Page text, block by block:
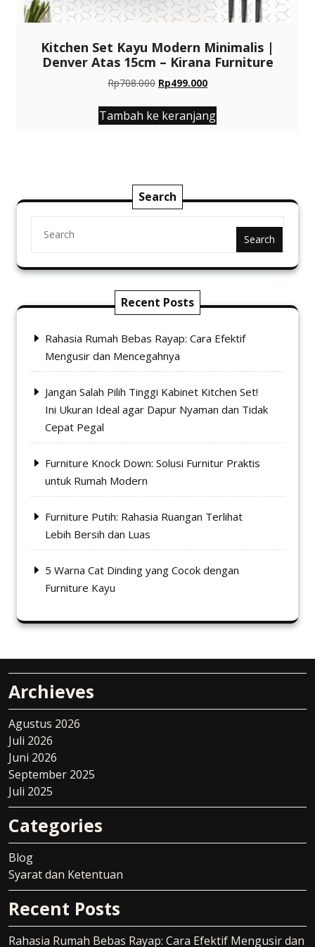
Kitchen Set Kayu Modern Minimalis |
Denver Atas 15cm – Kirana Furniture
Rp708.000 Harga
adalah:
Rp708.000.
Rp499.000Harga
ini
adalah:
Tambah ke keranjang
Search
Search
Recent Posts
Rahasia Rumah Bebas Rayap: Cara Efektif
Mengusir dan Mencegahnya
Jangan Salah Pilih Tinggi Kabinet Kitchen Set!
Ini Ukuran Ideal agar Dapur Nyaman dan Tidak
Cepat Pegal
Furniture Knock Down: Solusi Furnitur Praktis
untuk Rumah Modern
Furniture Putih: Rahasia Ruangan Terlihat
Lebih Bersih dan Luas
5 Warna Cat Dinding yang Cocok dengan
Furniture Kayu
Archieves
Agustus 2026
Juli 2026
Juni 2026
September 2025
Juli 2025
Categories
Blog
Syarat dan Ketentuan
Recent Posts
Rahasia Rumah Bebas Rayap: Cara Efektif Mengusir dan